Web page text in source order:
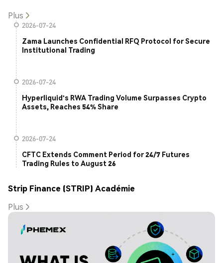
Plus
2026-07-24
Zama Launches Confidential RFQ Protocol for Secure
Institutional Trading
2026-07-24
Hyperliquid's RWA Trading Volume Surpasses Crypto
Assets, Reaches 54% Share
2026-07-24
CFTC Extends Comment Period for 24/7 Futures
Trading Rules to August 26
Strip Finance (STRIP) Académie
Plus